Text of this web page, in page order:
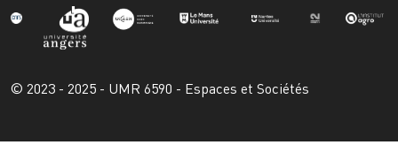
© 2023 - 2025 - UMR 6590 - Espaces et Sociétés